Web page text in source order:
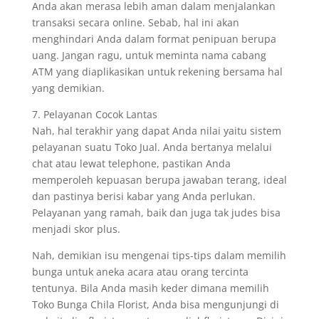
Anda akan merasa lebih aman dalam menjalankan
transaksi secara online. Sebab, hal ini akan
menghindari Anda dalam format penipuan berupa
uang. Jangan ragu, untuk meminta nama cabang
ATM yang diaplikasikan untuk rekening bersama hal
yang demikian.
7. Pelayanan Cocok Lantas
Nah, hal terakhir yang dapat Anda nilai yaitu sistem
pelayanan suatu Toko Jual. Anda bertanya melalui
chat atau lewat telephone, pastikan Anda
memperoleh kepuasan berupa jawaban terang, ideal
dan pastinya berisi kabar yang Anda perlukan.
Pelayanan yang ramah, baik dan juga tak judes bisa
menjadi skor plus.
Nah, demikian isu mengenai tips-tips dalam memilih
bunga untuk aneka acara atau orang tercinta
tentunya. Bila Anda masih keder dimana memilih
Toko Bunga Chila Florist, Anda bisa mengunjungi di